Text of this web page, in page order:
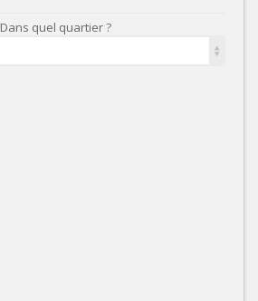
Dans quel quartier ?